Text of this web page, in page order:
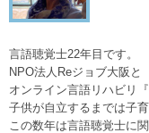
言語聴覚士22年目です。
NPO法人Reジョブ大阪と
オンライン言語リハビリ
子供が自立するまでは子
この数年は言語聴覚士に